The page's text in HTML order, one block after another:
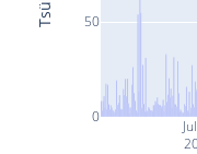
0
50